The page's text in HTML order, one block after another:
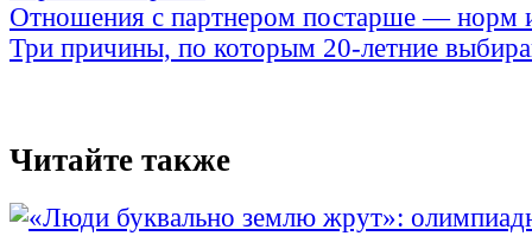
Отношения с партнером постарше — норм
Три причины, по которым 20-летние
Читайте также